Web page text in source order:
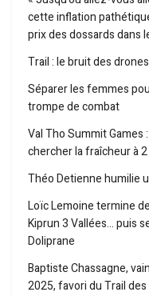
cette inflation
prix des dossards dans
Trail : le bruit des
Séparer les femmes
trompe de combat
Val Tho Summit Games
chercher la fraîcheur à
Théo Detienne humilie
Loïc Lemoine termine
Kiprun 3 Vallées… puis
Doliprane
Baptiste Chassagne,
2025, favori du Trail